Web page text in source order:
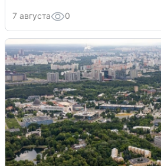
7 августа 0